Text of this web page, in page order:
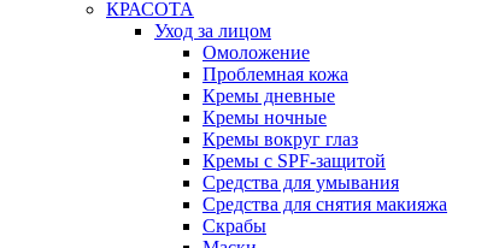
КРАСОТА
Уход за лицом
Омоложение
Проблемная кожа
Кремы дневные
Кремы ночные
Кремы вокруг глаз
Кремы с SPF-защитой
Средства для умывания
Средства для снятия макияжа
Скрабы